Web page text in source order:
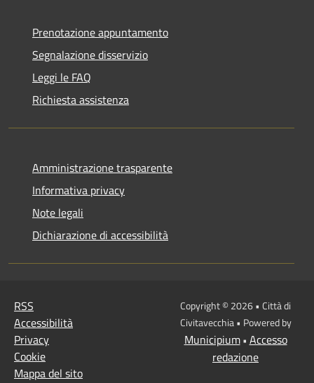
Prenotazione appuntamento
Segnalazione disservizio
Leggi le FAQ
Richiesta assistenza
Amministrazione trasparente
Informativa privacy
Note legali
Dichiarazione di accessibilità
RSS
Accessibilità
Privacy
Cookie
Mappa del sito
Copyright © 2026 • Città di
Civitavecchia • Powered by
Municipium• Accesso
redazione